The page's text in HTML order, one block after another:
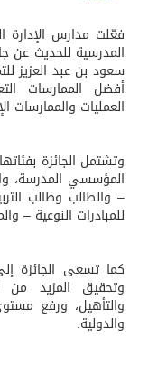
فعّلت مدارس الإدارة
المدرسية للحديث عن
سعود بن عبد العزيز
أفضل الممارسات
العمليات والممارسات
وتشتمل الجائزة
المؤسسي المدرسة،
– والطالب وطالب
للمبادرات النوعية –
كما تسعى الجائزة
وتحقيق المزيد من
والتأهيل، ورفع
والدولية.